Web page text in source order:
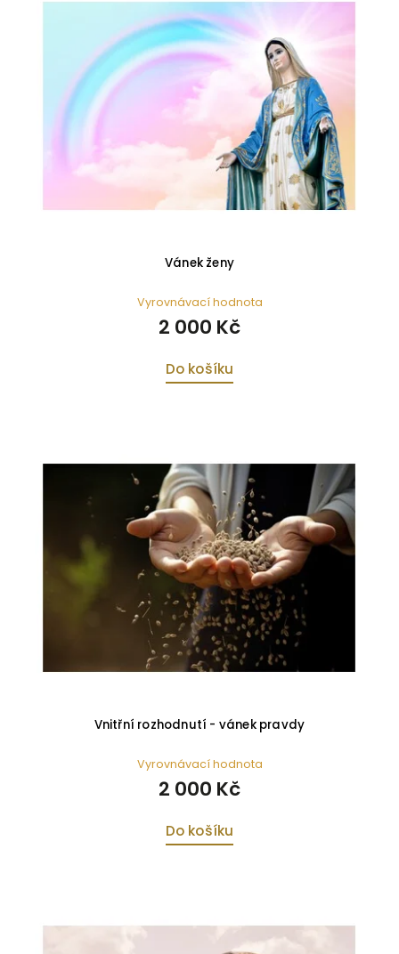
Nejprodávanější
Vánek ženy
Vyrovnávací hodnota
2 000 Kč
Do košíku
Vnitřní rozhodnutí - vánek pravdy
Vyrovnávací hodnota
2 000 Kč
Do košíku